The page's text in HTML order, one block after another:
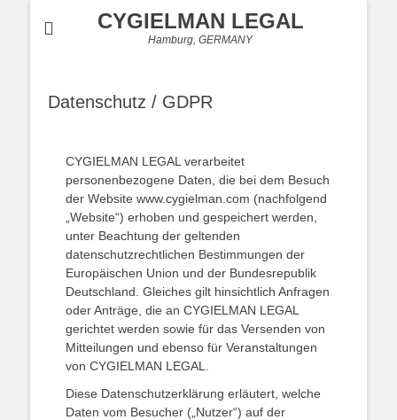
CYGIELMAN LEGAL
Hamburg, GERMANY
Datenschutz / GDPR
CYGIELMAN LEGAL verarbeitet
personenbezogene Daten, die bei dem Besuch
der Website www.cygielman.com (nachfolgend
„Website“) erhoben und gespeichert werden,
unter Beachtung der geltenden
datenschutzrechtlichen Bestimmungen der
Europäischen Union und der Bundesrepublik
Deutschland. Gleiches gilt hinsichtlich Anfragen
oder Anträge, die an CYGIELMAN LEGAL
gerichtet werden sowie für das Versenden von
Mitteilungen und ebenso für Veranstaltungen
von CYGIELMAN LEGAL.
Diese Datenschutzerklärung erläutert, welche
Daten vom Besucher („Nutzer“) auf der